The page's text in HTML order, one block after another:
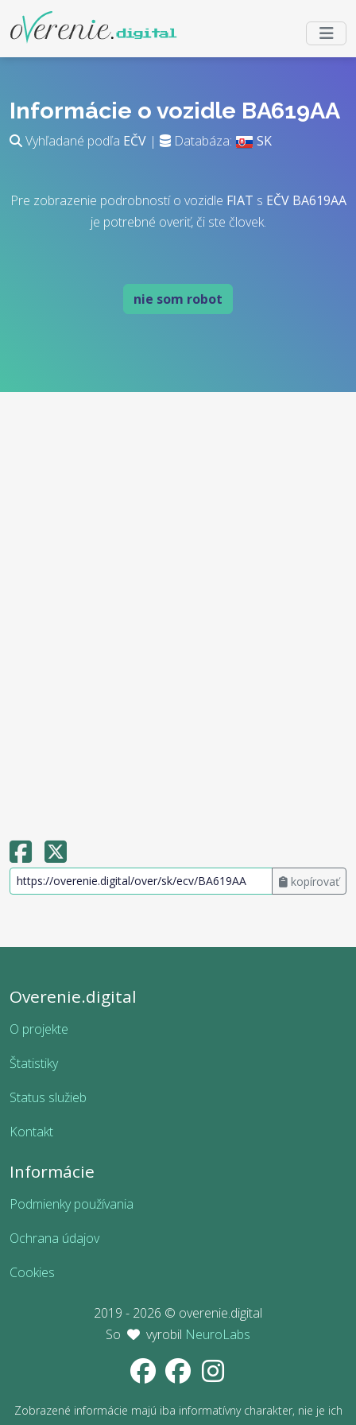
Informácie o vozidle BA619AA
Vyhľadané podľa EČV | Databáza: SK
Pre zobrazenie podrobností o vozidle FIAT s EČV BA619AA
je potrebné overiť, či ste človek.
nie som robot
kopírovať
Overenie.digital
O projekte
Štatistiky
Status služieb
Kontakt
Informácie
Podmienky používania
Ochrana údajov
Cookies
2019 - 2026 © overenie.digital
So
vyrobil NeuroLabs
Zobrazené informácie majú iba informatívny charakter, nie je ich